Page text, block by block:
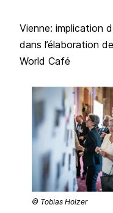
Vienne: implication
dans l’élaboration
World Café
© Tobias Holzer